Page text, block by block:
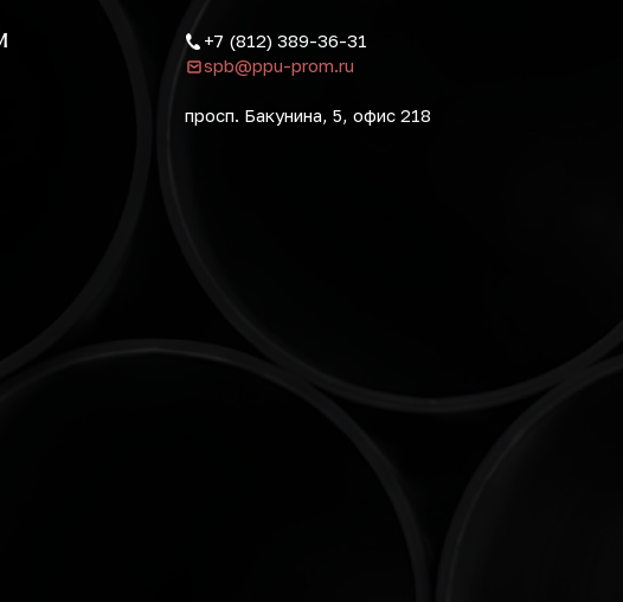
+7 (812) 389-36-31
spb@ppu-prom.ru
просп. Бакунина, 5, офис 218